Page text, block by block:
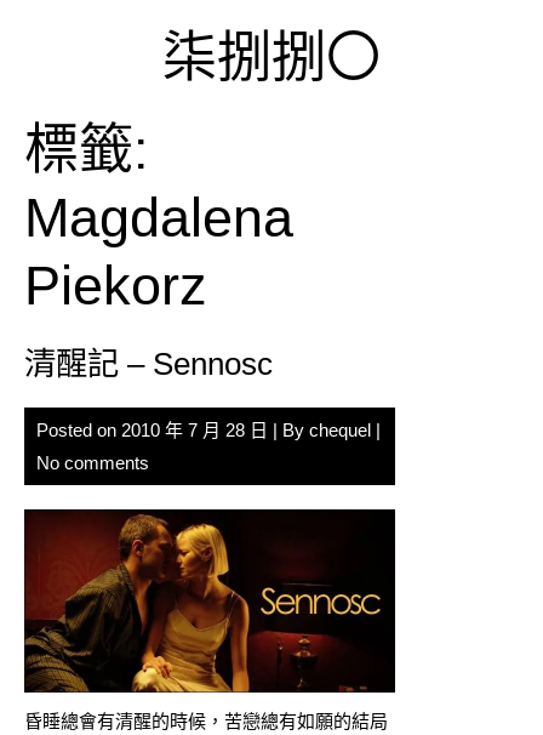
柒捌捌〇
標籤:
Magdalena
Piekorz
清醒記 – Sennosc
Posted on 2010 年 7 月 28 日 | By chequel |
No comments
昏睡總會有清醒的時候，苦戀總有如願的結局